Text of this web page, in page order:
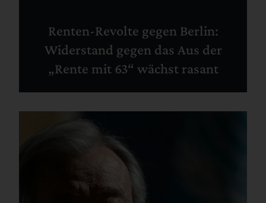
Renten-Revolte gegen Berlin:
Widerstand gegen das Aus der
„Rente mit 63“ wächst rasant